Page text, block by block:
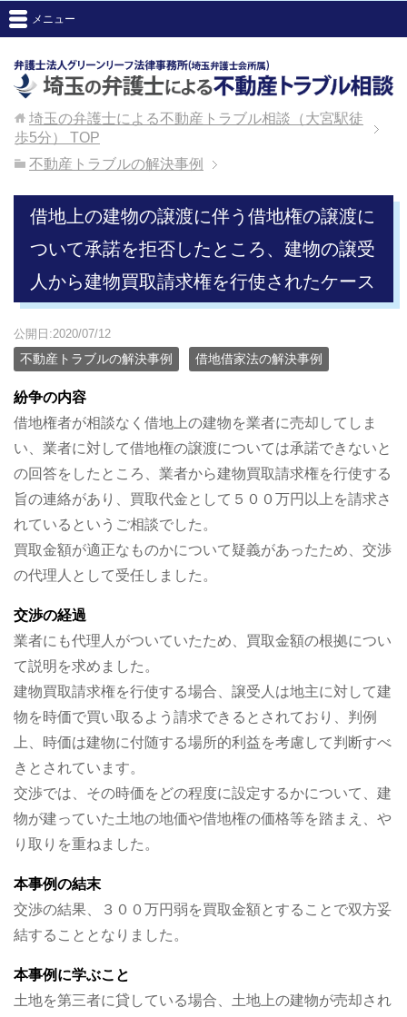
メニュー
埼玉の弁護士による不動産トラブル相談（大宮駅徒
歩5分）
TOP
不動産トラブルの解決事例
借地上の建物の譲渡に伴う借地権の譲渡に
ついて承諾を拒否したところ、建物の譲受
人から建物買取請求権を行使されたケース
公開日:2020/07/12
不動産トラブルの解決事例 借地借家法の解決事例
紛争の内容
借地権者が相談なく借地上の建物を業者に売却してしま
い、業者に対して借地権の譲渡については承諾できないと
の回答をしたところ、業者から建物買取請求権を行使する
旨の連絡があり、買取代金として５００万円以上を請求さ
れているというご相談でした。
買取金額が適正なものかについて疑義があったため、交渉
の代理人として受任しました。
交渉の経過
業者にも代理人がついていたため、買取金額の根拠につい
て説明を求めました。
建物買取請求権を行使する場合、譲受人は地主に対して建
物を時価で買い取るよう請求できるとされており、判例
上、時価は建物に付随する場所的利益を考慮して判断すべ
きとされています。
交渉では、その時価をどの程度に設定するかについて、建
物が建っていた土地の地価や借地権の価格等を踏まえ、や
り取りを重ねました。
本事例の結末
交渉の結果、３００万円弱を買取金額とすることで双方妥
結することとなりました。
本事例に学ぶこと
土地を第三者に貸している場合、土地上の建物が売却され